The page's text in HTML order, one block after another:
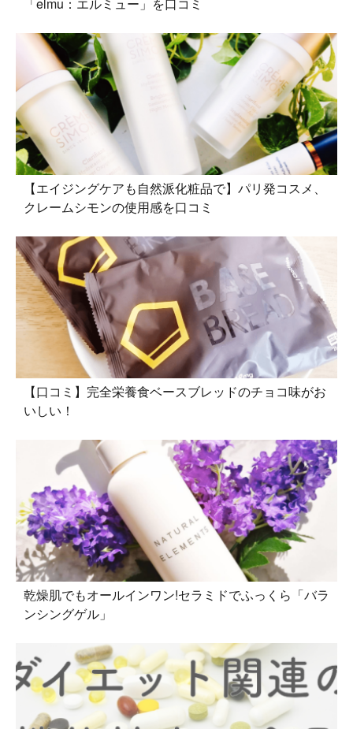
「elmu：エルミュー」を口コミ
【エイジングケアも自然派化粧品で】パリ発コスメ、
クレームシモンの使用感を口コミ
【口コミ】完全栄養食ベースブレッドのチョコ味がお
いしい！
乾燥肌でもオールインワン!セラミドでふっくら「バラ
ンシングゲル」